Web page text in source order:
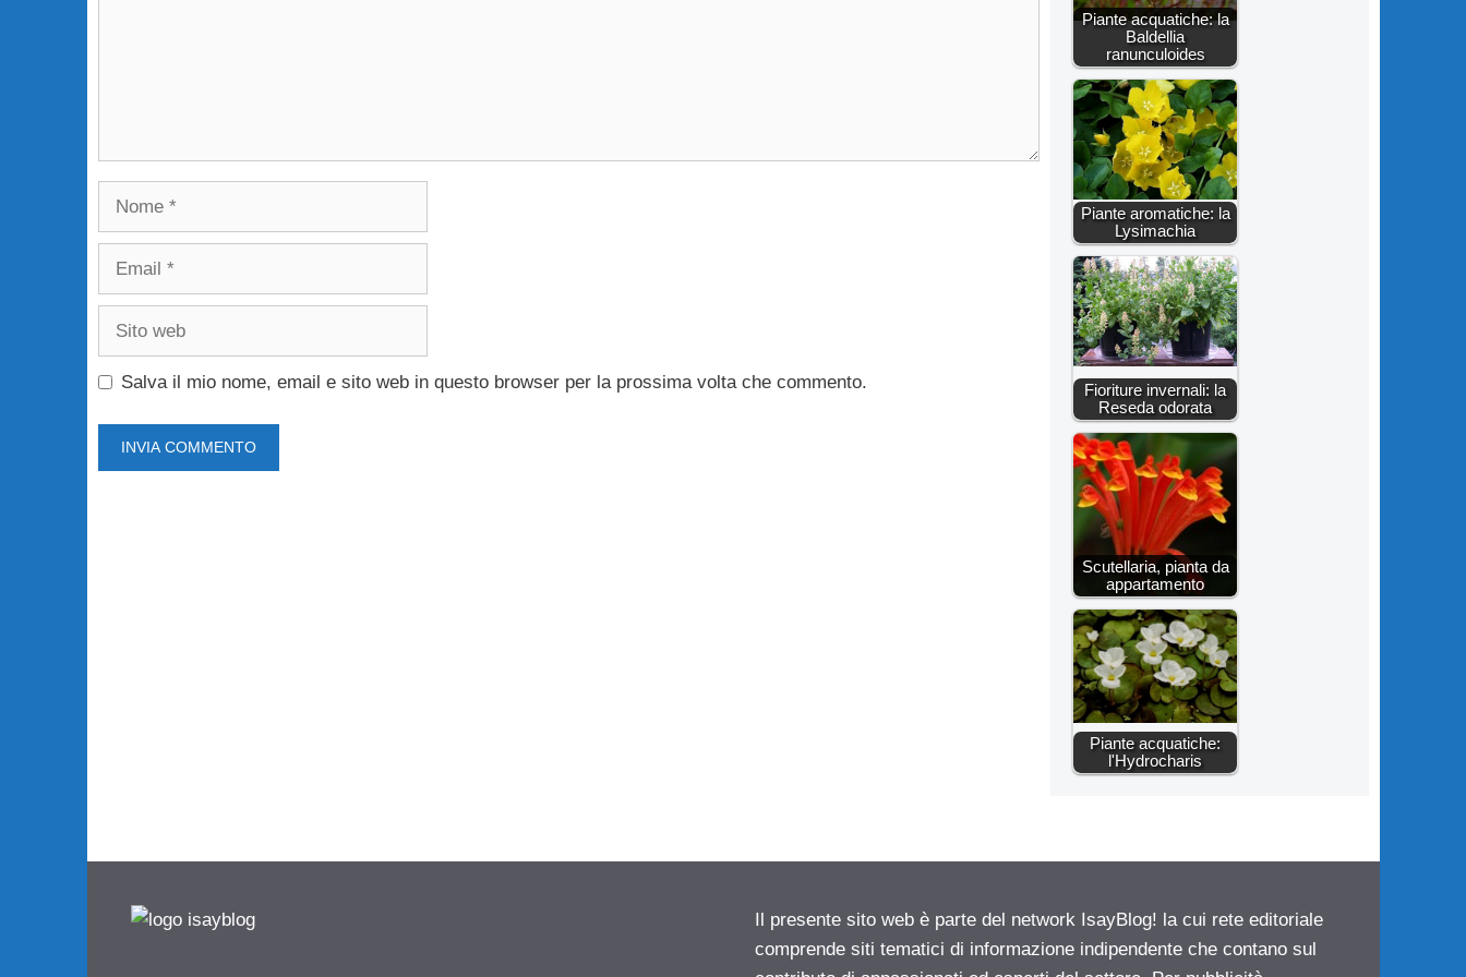
Nome
Email
Sito
Salva il mio nome, email e sito web in questo browser per la prossima volta che commento.
Piante acquatiche: la
Baldellia
ranunculoides
Piante aromatiche: la
Lysimachia
Fioriture invernali: la
Reseda odorata
Scutellaria, pianta da
appartamento
Piante acquatiche:
l'Hydrocharis
Il presente sito web è parte del network IsayBlog! la cui rete editoriale
comprende siti tematici di informazione indipendente che contano sul